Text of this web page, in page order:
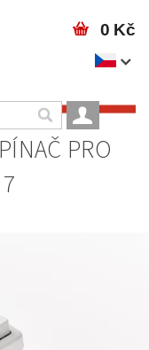
0 Kč
PRO